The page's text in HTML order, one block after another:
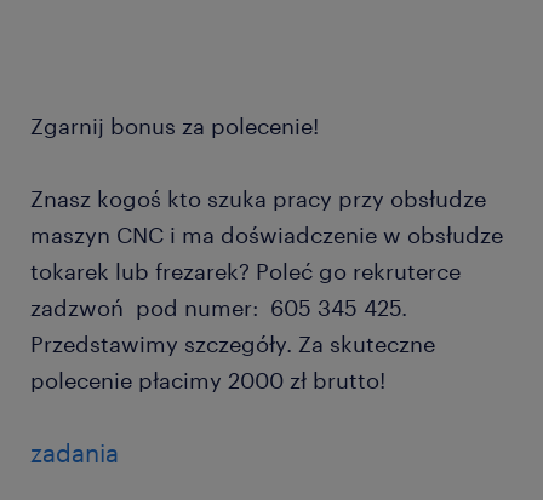
Zgarnij bonus za polecenie!
Znasz kogoś kto szuka pracy przy obsłudze
maszyn CNC i ma doświadczenie w obsłudze
tokarek lub frezarek? Poleć go rekruterce
zadzwoń pod numer: 605 345 425.
Przedstawimy szczegóły. Za skuteczne
polecenie płacimy 2000 zł brutto!
zadania